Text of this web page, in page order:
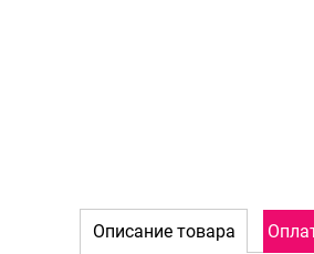
Описание товара